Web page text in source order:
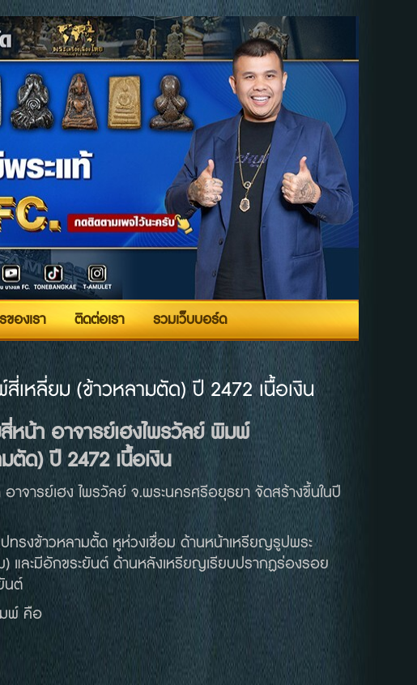
ของเรา ติดต่อเรา รวมเว็บบอร์ด
หลี่ยม (ข้าวหลามตัด) ปี 2472 เนื้อเงิน
หน้า อาจารย์เฮงไพรวัลย์ พิมพ์
ตัด)ปี2472เนื้อเงิน
าจารย์เฮง ไพรวัลย์ จ.พระนครศรีอยุธยา จัดสร้างขึ้นในปี
รงข้าวหลามตั้ด หูห่วงเชื่อม ด้านหน้าเหรียญรูปพระ
และมีอักขระยันต์ ด้านหลังเหรียญเรียบปรากฏร่องรอย
นต์
พ์ คือ